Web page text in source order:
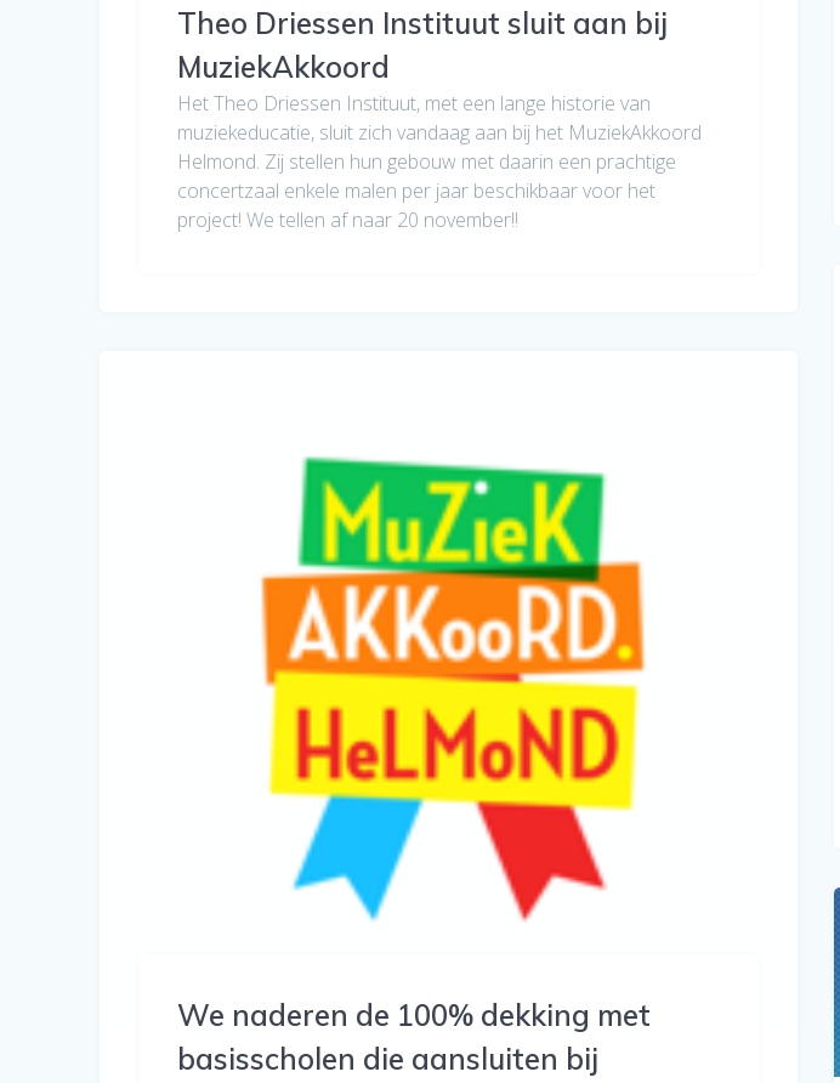
Theo Driessen Instituut sluit aan bij
MuziekAkkoord
Het Theo Driessen Instituut, met een lange historie van
muziekeducatie, sluit zich vandaag aan bij het MuziekAkkoord
Helmond. Zij stellen hun gebouw met daarin een prachtige
concertzaal enkele malen per jaar beschikbaar voor het
project! We tellen af naar 20 november!!
We naderen de 100% dekking met
basisscholen die aansluiten bij